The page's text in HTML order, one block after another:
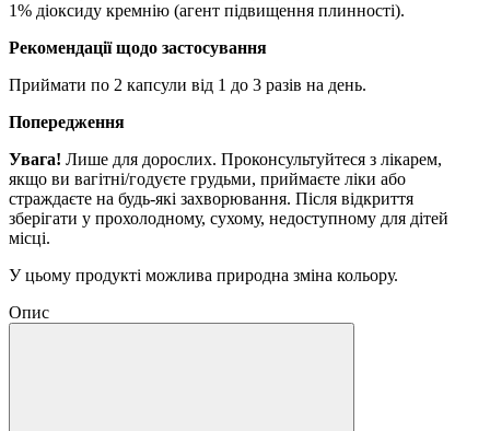
1% діоксиду кремнію (агент підвищення плинності).
Рекомендації щодо застосування
Приймати по 2 капсули від 1 до 3 разів на день.
Попередження
Увага! Лише для дорослих. Проконсультуйтеся з лікарем,
якщо ви вагітні/годуєте грудьми, приймаєте ліки або
страждаєте на будь-які захворювання. Після відкриття
зберігати у прохолодному, сухому, недоступному для дітей
місці.
У цьому продукті можлива природна зміна кольору.
Опис